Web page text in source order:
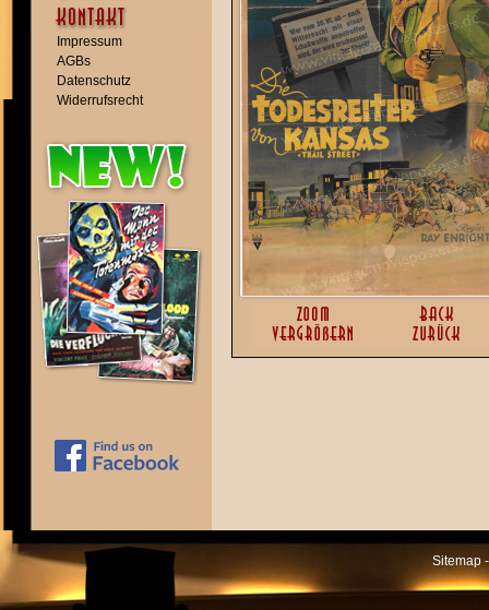
Impressum
AGBs
Datenschutz
Widerrufsrecht
Sitemap